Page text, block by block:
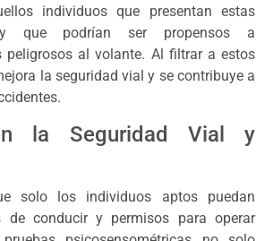
individuos que presentan estas
y que podrían ser propensos a
peligrosos al volante. Al filtrar a estos
la seguridad vial y se contribuye a
la Seguridad Vial y
solo los individuos aptos puedan
de conducir y permisos para operar